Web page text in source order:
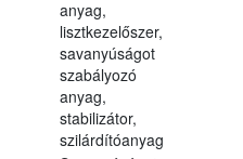
anyag,
lisztkezelőszer,
savanyúságot
szabályozó
anyag,
stabilizátor,
szilárdítóanyag